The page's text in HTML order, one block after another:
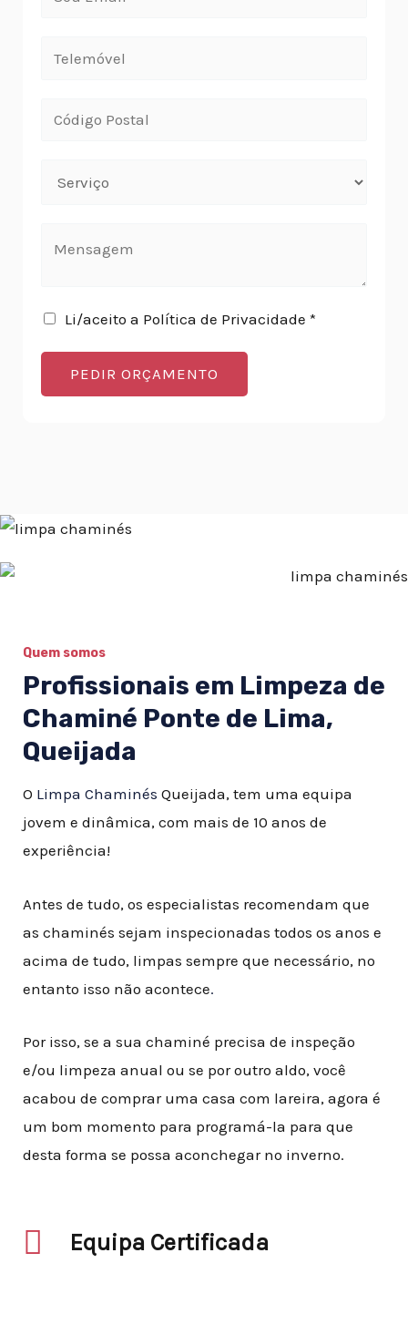
Li/aceito a Política de Privacidade *
PEDIR ORÇAMENTO
Quem somos
Profissionais em Limpeza de
Chaminé Ponte de Lima,
Queijada
O Limpa Chaminés Queijada, tem uma equipa
jovem e dinâmica, com mais de 10 anos de
experiência!
Antes de tudo, os especialistas recomendam que
as chaminés sejam inspecionadas todos os anos e
acima de tudo, limpas sempre que necessário, no
entanto isso não acontece.
Por isso, se a sua chaminé precisa de inspeção
e/ou limpeza anual ou se por outro aldo, você
acabou de comprar uma casa com lareira, agora é
um bom momento para programá-la para que
desta forma se possa aconchegar no inverno.
Equipa Certificada